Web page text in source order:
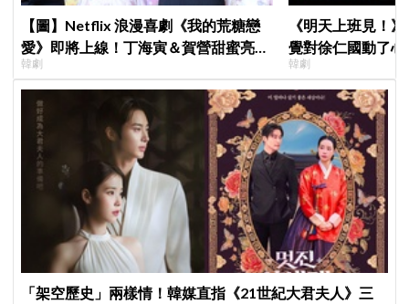
【圖】Netflix 浪漫喜劇《我的荒糖戀
愛》即將上線！丁海寅＆賀營甜蜜亮相
製作發表會，甜蜜CP化學反應引期待
韓劇
《明天上班見！
覺對徐仁國動了
心好慌
韓劇
「架空歷史」兩樣情！韓媒直指《21世紀大君夫人》三